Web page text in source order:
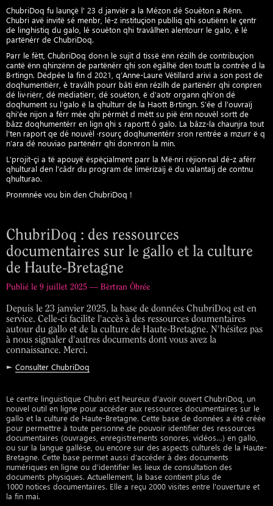
ChubriDoq fu launçë l' 23 d janviër a la Mézon dé Souèton a Rënn.
Chubri avë invitë sé menbr, lé-z instituçion publliq qhi soutiënn le çentr
de linghistiq du galo, lé souèton qhi travâlhen alentourr le galo, ë lé
partënérr de ChubriDoq.
Parr le fètt, ChubriDoq don·n le sujit d tissë ënn rézilh de contribuçion
cantë ënn qhinzënn de partënérr qhi son ëgâlhë den toutt la contrée d la
B·rtingn. Dëdpée la fin d 2021, q’Anne-Laure Vétillard arivi a son post de
doqhumentiërr, è travâlh pourr bâti ënn rézilh de partënérr qhi conpren
dé liv·riërr, dé mëdiatiërr, dé souèton, ë d’aotr organn qhi’on dé
doqhument su l’galo ë la qhulturr de la Haott B·rtingn. S’ée d l’ouvraïj
qhi’ée nijon a férr mée qhi pèrmèt d mètt su pië ënn nouvèl sortt de
bâzz doqhumentérr en lign qhi s raportt ô galo. La bâzz-la chaunjra tout
l’ten raport qe dé nouvèl ·rsourç doqhumentérr sron rentrée a mzurr ë q
n’ara dé nouviao partënérr qhi don·nron la min.
L’projit-çi a të apouyë ëspëçialment parr la Më·nri rëjion·nal dé-z aférr
qhultural den l’câdr du program de limërizaïj ë du valantaïj de contnu
qhulturao.
Pronmnée vou bin den ChubriDoq !
ChubriDoq : des ressources
documentaires sur le gallo et la culture
de Haute-Bretagne
Publié le 9 juillet 2025 — Bèrtran Ôbrée
Depuis le 23 janvier 2025, la base de données ChubriDoq est en
service. Celle-ci facilite l'accès à des ressources doumentaires
autour du gallo et de la culture de Haute-Bretagne. N'hésitez pas
à nous signaler d'autres documents dont vous avez la
connaissance. Merci.
► Consulter ChubriDoq
Le centre linguistique Chubri est heureux d'avoir ouvert ChubriDoq, un
nouvel outil en ligne pour accéder aux ressources documentaires sur le
gallo et la culture de Haute-Bretagne. Cette base de données a été créée
pour permettre à toute personne de pouvoir identifier des ressources
documentaires (ouvrages, enregistrements sonores, vidéos…) en gallo,
ou sur la langue gallèse, ou encore sur des aspects culturels de la Haute-
Bretagne. Cette base permet aussi d’accéder à des documents
numériques en ligne ou d’identifier les lieux de consultation des
documents physiques. Actuellement, la base contient plus de
1000 notices documentaires. Elle a reçu 2000 visites entre l'ouverture et
la fin mai.